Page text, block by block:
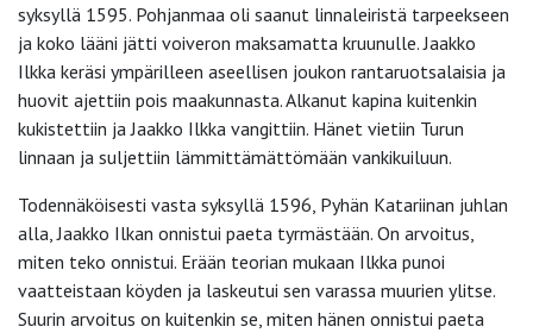
syksyllä 1595. Pohjanmaa oli saanut linnaleiristä tarpeekseen
ja koko lääni jätti voiveron maksamatta kruunulle. Jaakko
Ilkka keräsi ympärilleen aseellisen joukon rantaruotsalaisia ja
huovit ajettiin pois maakunnasta. Alkanut kapina kuitenkin
kukistettiin ja Jaakko Ilkka vangittiin. Hänet vietiin Turun
linnaan ja suljettiin lämmittämättömään vankikuiluun.
Todennäköisesti vasta syksyllä 1596, Pyhän Katariinan juhlan
alla, Jaakko Ilkan onnistui paeta tyrmästään. On arvoitus,
miten teko onnistui. Erään teorian mukaan Ilkka punoi
vaatteistaan köyden ja laskeutui sen varassa muurien ylitse.
Suurin arvoitus on kuitenkin se, miten hänen onnistui paeta